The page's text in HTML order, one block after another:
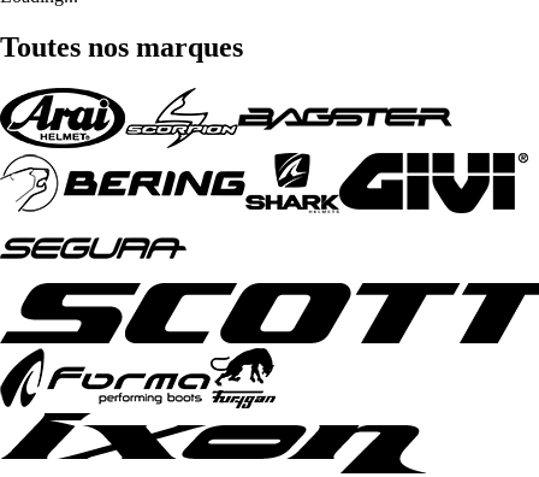
Toutes nos marques